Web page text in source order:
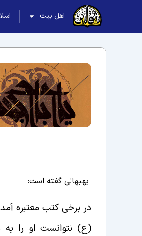
اهل بیت
بهبهانی گفته است:
در برخی کتب معتبره
(ع) نتوانست او را